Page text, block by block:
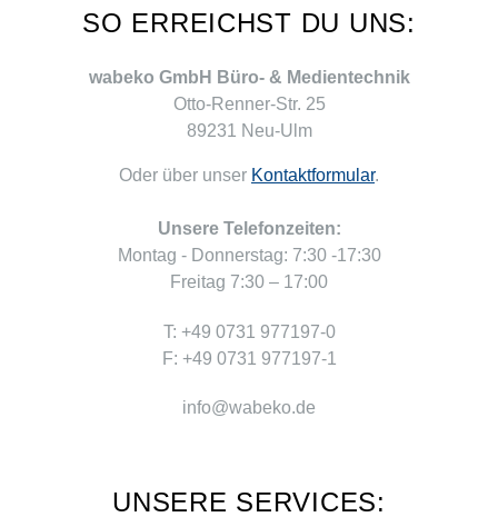
SO ERREICHST DU UNS:
wabeko GmbH Büro- & Medientechnik
Otto-Renner-Str. 25
89231 Neu-Ulm
Oder über unser Kontaktformular.
Unsere Telefonzeiten:
Montag - Donnerstag: 7:30 -17:30
Freitag 7:30 – 17:00
T: +49 0731 977197-0
F: +49 0731 977197-1
info@wabeko.de
UNSERE SERVICES: